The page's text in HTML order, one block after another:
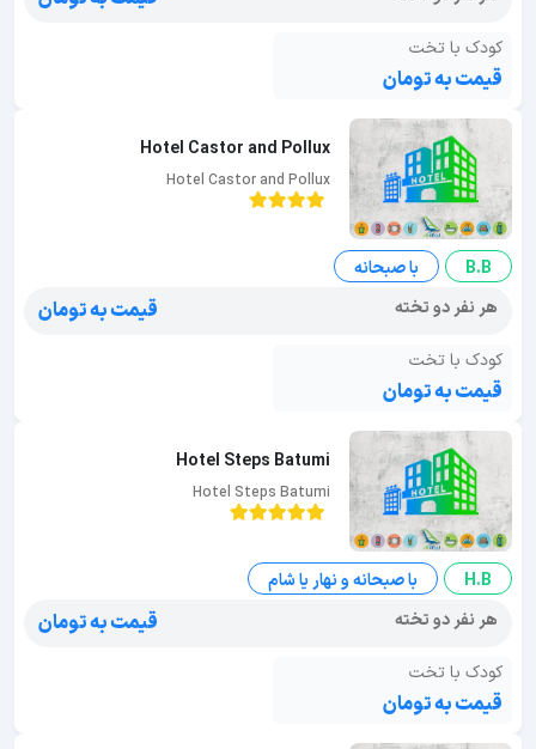
کودک با تخت
قیمت به تومان
Hotel Castor and Pollux
Hotel Castor and Pollux
B.B
با صبحانه
هر نفر دو تخته
قیمت به تومان
کودک با تخت
قیمت به تومان
Hotel Steps Batumi
Hotel Steps Batumi
H.B
با صبحانه و نهار یا شام
هر نفر دو تخته
قیمت به تومان
کودک با تخت
قیمت به تومان